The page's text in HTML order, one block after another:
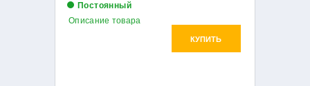
Постоянный
КУПИТЬ
Описание товара